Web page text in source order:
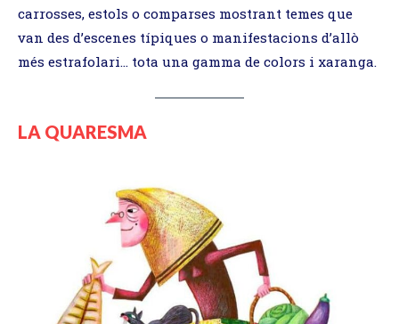
carrosses, estols o comparses mostrant temes que
van des d’escenes típiques o manifestacions d’allò
més estrafolari… tota una gamma de colors i xaranga.
LA QUARESMA